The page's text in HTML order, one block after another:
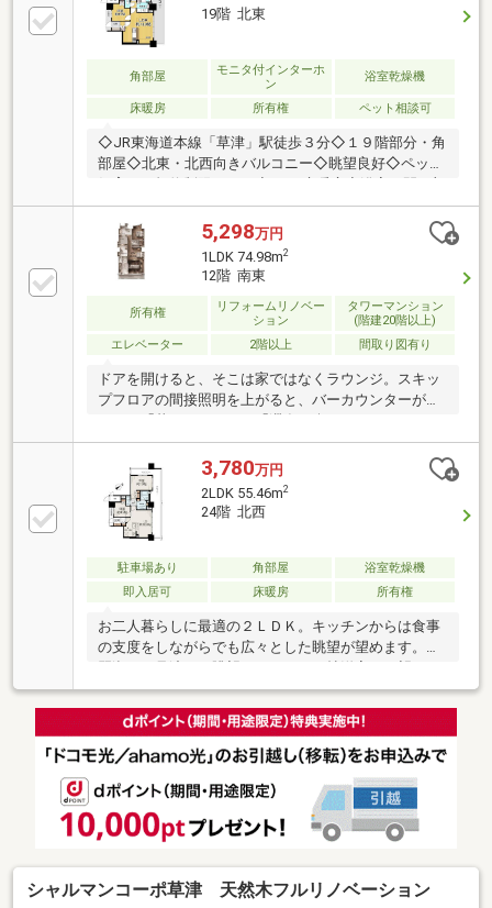
払額、借入可能額、賃貸との比較などお客様により良
い金融機関のご提案をさせていただきます。＜管理費
等の改定予定有＞時期：2029年4月から項目：全体修
繕積立金金額：6，080円から7，540円へ
19階 北東
角部屋
モニタ付インターホ
ン
浴室乾燥機
床暖房 所有権 ペット相談可
◇JR東海道本線「草津」駅徒歩３分◇１９階部分・角
部屋◇北東・北西向きバルコニー◇眺望良好◇ペット
飼育可（規約制限あり）◇LDに床暖房◇浴室に開口部
◇専有面積５５．４６㎡・２LDK◇２０２４年給湯
器・トイレ新調
5,298万円
1LDK 74.98m2
12階 南東
所有権
リフォームリノベー
ション
タワーマンション
(階建20階以上)
エレベーター
2階以上 間取り図有り
ドアを開けると、そこは家ではなくラウンジ。スキッ
プフロアの間接照明を上がると、バーカウンターが現
ベーション。SKY BAR RESIDENCE、誕生。【周辺環
境】草津第二小学校まで徒歩約9分。お子様の通学も
安心◎フレンドマート草津駅東口店まで徒歩約1分。
毎日のお買い物も楽々です♪
3,780万円
2LDK 55.46m2
24階 北西
駐車場あり 角部屋
浴室乾燥機
即入居可
床暖房 所有権
お二人暮らしに最適の２ＬＤＫ。キッチンからは食事
の支度をしながらでも広々とした眺望が望めます。琵
すので、日々の暮らしに安らぎ感を与えてくれます。
お出かけや通勤の後には、エルティや平和堂でお買い
物をしても、重たい荷物を長い時間運ぶ必要はありま
せん。駅近のタワーマンションは思っておられる以上
有意義な毎日を実現できるお部屋です。現地をご確認
いただき、是非ともご体感くださいませ！
シャルマンコーポ草津 天然木フルリノベーション